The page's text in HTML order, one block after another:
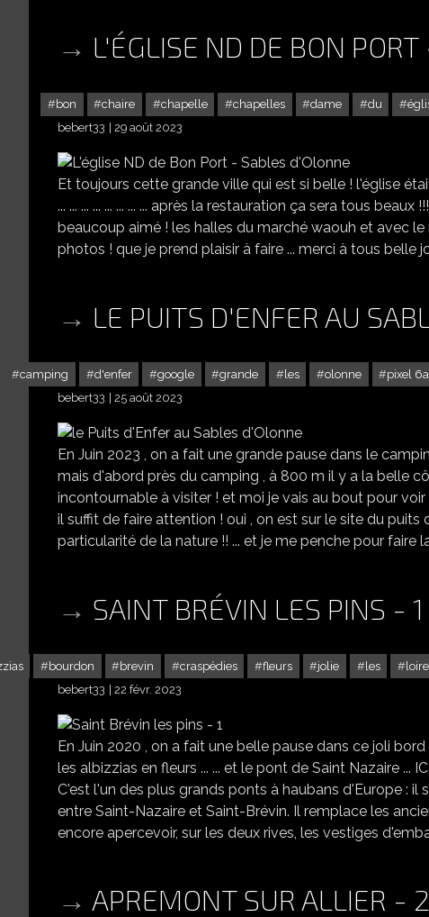
L'ÉGLISE ND DE BON
bon chaire chapelle chapelles dame du
bebert33
29 août 2023
Et toujours cette grande ville qui est si belle ! l'église était
... ... ... ... ... ... ... ... après la restauration ça sera tous
beaucoup aimé ! les halles du marché waouh et avec le
photos ! que je prend plaisir à faire ... merci à tous belle
LE PUITS D'ENFER AU
camping d'enfer google grande les olonne pixel 6a
bebert33
25 août 2023
En Juin 2023 , on a fait une grande pause dans le
mais d'abord près du camping , à 800 m il y a la belle
incontournable à visiter ! et moi je vais au bout pour voir
il suffit de faire attention ! oui , on est sur le site du
particularité de la nature !! ... et je me penche pour faire la
SAINT BRÉVIN LES PINS - 1
bourdon brevin craspédies fleurs jolie les loire
bebert33
22 févr. 2023
En Juin 2020 , on a fait une belle pause dans ce joli
les albizzias en fleurs ... ... et le pont de Saint Nazaire ...
C'est l'un des plus grands ponts à haubans d'Europe : il
entre Saint-Nazaire et Saint-Brévin. Il remplace les
encore apercevoir, sur les deux rives, les vestiges
APREMONT SUR ALLIER - 2